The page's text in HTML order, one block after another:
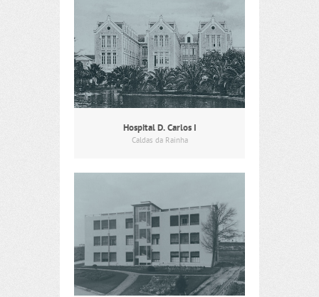
Hospital D. Carlos I
Caldas da Rainha